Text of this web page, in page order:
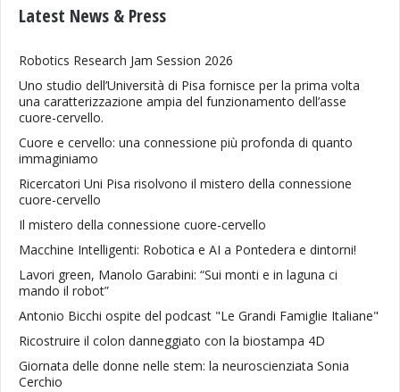
Latest News & Press
Robotics Research Jam Session 2026
Uno studio dell’Università di Pisa fornisce per la prima volta
una caratterizzazione ampia del funzionamento dell’asse
cuore-cervello.
Cuore e cervello: una connessione più profonda di quanto
immaginiamo
Ricercatori Uni Pisa risolvono il mistero della connessione
cuore-cervello
Il mistero della connessione cuore-cervello
Macchine Intelligenti: Robotica e AI a Pontedera e dintorni!
Lavori green, Manolo Garabini: “Sui monti e in laguna ci
mando il robot”
Antonio Bicchi ospite del podcast "Le Grandi Famiglie Italiane"
Ricostruire il colon danneggiato con la biostampa 4D
Giornata delle donne nelle stem: la neuroscienziata Sonia
Cerchio